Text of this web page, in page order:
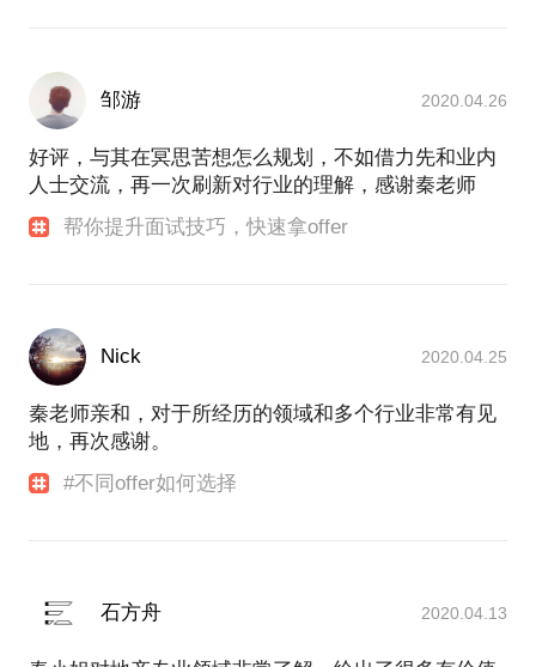
邹游 2020.04.26
好评，与其在冥思苦想怎么规划，不如借力先和业内
人士交流，再一次刷新对行业的理解，感谢秦老师
帮你提升面试技巧，快速拿offer
Nick 2020.04.25
秦老师亲和，对于所经历的领域和多个行业非常有见
地，再次感谢。
#不同offer如何选择
石方舟 2020.04.13